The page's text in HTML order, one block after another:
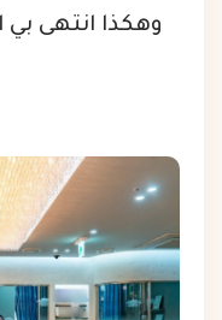
وهكذا انتهى بي